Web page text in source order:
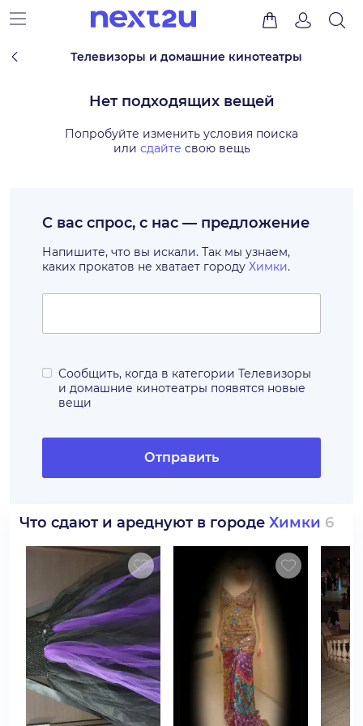
Телевизоры и домашние кинотеатры
Нет подходящих вещей
Попробуйте изменить условия поиска
или сдайте свою вещь
С вас спрос, с нас — предложение
Напишите, что вы искали. Так мы узнаем,
каких прокатов не хватает городу Химки.
Сообщить, когда в категории Телевизоры
и домашние кинотеатры появятся новые
вещи
Отправить
Что сдают и ареднуют в городе Химки 6